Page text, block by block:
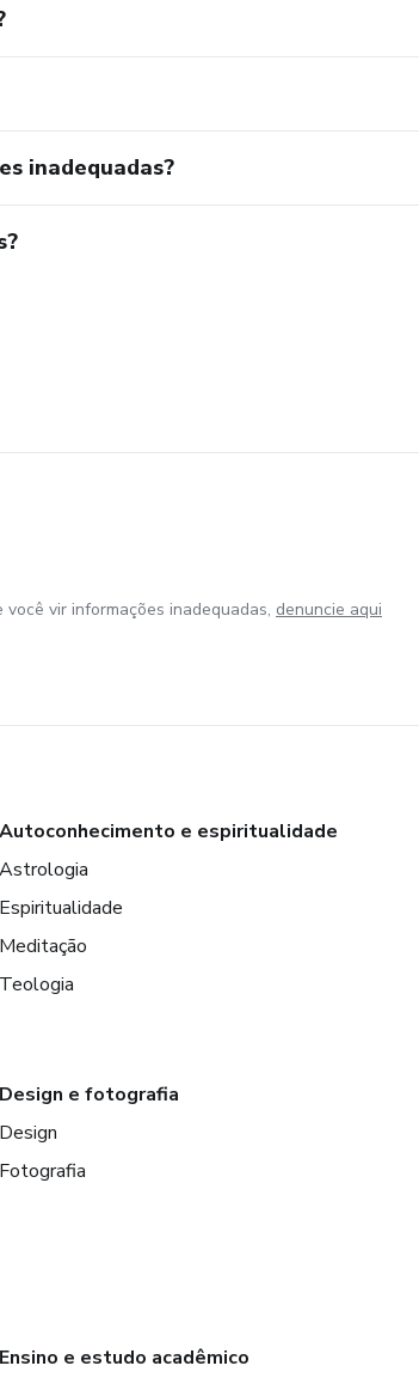
inadequadas?
vir informações inadequadas, denuncie aqui
Autoconhecimento e espiritualidade
Astrologia
Espiritualidade
Meditação
Teologia
Design e fotografia
Design
Fotografia
Ensino e estudo acadêmico